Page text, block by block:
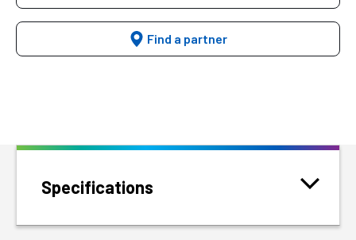
Find a partner
Specifications